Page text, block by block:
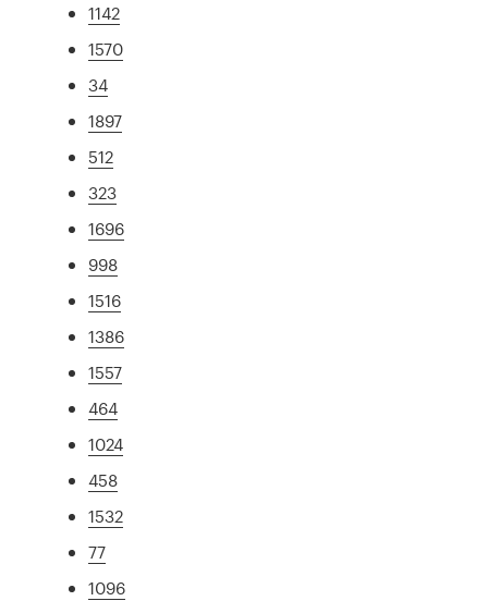
1142
1570
34
1897
512
323
1696
998
1516
1386
1557
464
1024
458
1532
77
1096